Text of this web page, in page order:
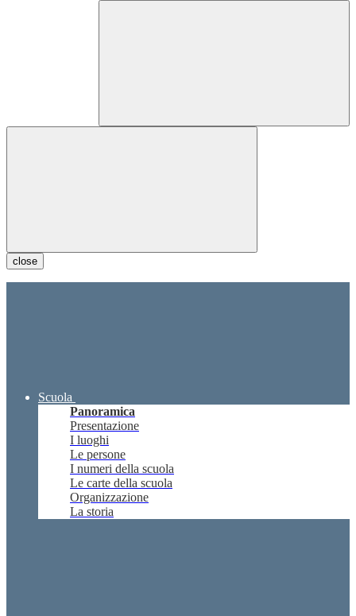
close
Scuola
Panoramica
Presentazione
I luoghi
Le persone
I numeri della scuola
Le carte della scuola
Organizzazione
La storia